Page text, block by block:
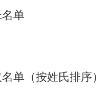
单
单（按姓氏排序）